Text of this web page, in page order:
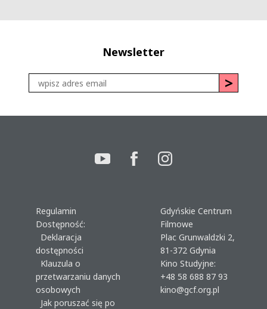
Newsletter
Regulamin
Dostępność:
Deklaracja
dostępności
Klauzula o
przetwarzaniu danych
osobowych
Jak poruszać się po
Gdyńskie Centrum
Filmowe
Plac Grunwaldzki 2,
81-372 Gdynia
Kino Studyjne:
+48 58 688 87 93
kino@gcf.org.pl